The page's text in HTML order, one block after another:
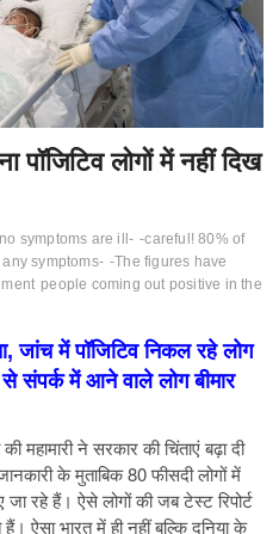
पॉजिटिव लोगों में नहीं दिख
symptoms are ill- -careful! 80% of
symptoms- -The figures have
people coming out positive in the
जांच में पॉजिटिव निकल रहे लोग
संपर्क में आने वाले लोग बीमार
महामारी ने सरकार की चिंताएं बढ़ा दी
के मुताबिक 80 फीसदी लोगों में
जा रहे हैं। ऐसे लोगों की जब टेस्ट रिपोर्ट
हैं। ऐसा भारत में ही नहीं बल्कि दुनिया के